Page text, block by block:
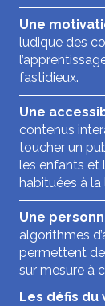
Une
ludique des
fastidieux.
Une
contenus
toucher un
les enfants et
habituées à la
Une
algorithmes
permettent
sur mesure à
Les défis